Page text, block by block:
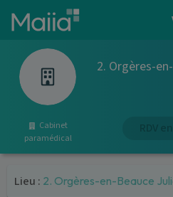
Aller au contenu principal
2. Orgères-
Cabinet
paramédical
Lieu : 2. Orgères-en-Beauce